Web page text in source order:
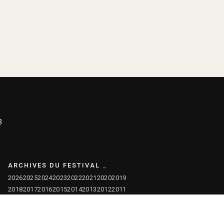
ARCHIVES DU FESTIVAL
202620252024202320222021 20202019
20182017201620152014201320122011